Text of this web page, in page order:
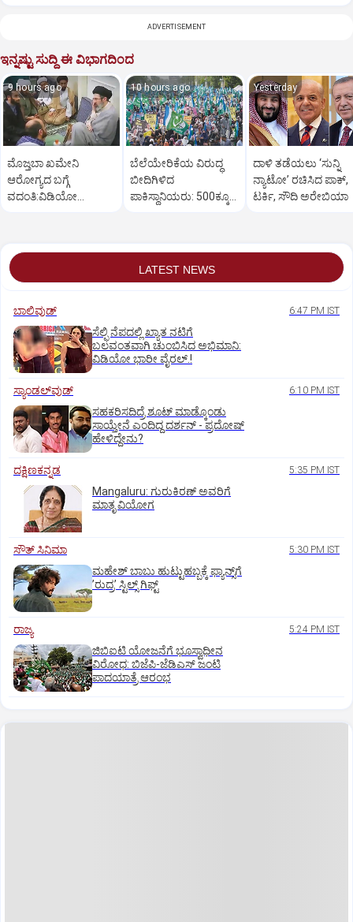
ADVERTISEMENT
ಇನ್ನಷ್ಟು ಸುದ್ದಿ ಈ ವಿಭಾಗದಿಂದ
9 hours ago
ಮೊಜ್ತಬಾ ಖಮೇನಿ
ಆರೋಗ್ಯದ ಬಗ್ಗೆ
ವದಂತಿ:ವಿಡಿಯೋ
10 hours ago
ಬೆಲೆಯೇರಿಕೆಯ ವಿರುದ್ಧ
ಬೀದಿಗಿಳಿದ
ಪಾಕಿಸ್ಥಾನಿಯರು: ‌500ಕ್ಕೂ
Yesterday
ದಾಳಿ ತಡೆಯಲು ‘ಸುನ್ನಿ
ನ್ಯಾಟೋ’ ರಚಿಸಿದ ಪಾಕ್‌,
ಟರ್ಕಿ, ಸೌದಿ ಅರೇಬಿಯಾ
LATEST NEWS
ಬಾಲಿವುಡ್‌ 6:47 PM IST
ಸೆಲ್ಫಿ ನೆಪದಲ್ಲಿ ಖ್ಯಾತ ನಟಿಗೆ
ಬಲವಂತವಾಗಿ ಚುಂಬಿಸಿದ ಅಭಿಮಾನಿ:
ವಿಡಿಯೋ ಭಾರೀ ವೈರಲ್.!
ಸ್ಯಾಂಡಲ್‌ವುಡ್‌ 6:10 PM IST
ಸಹಕರಿಸದಿದ್ರೆ ಶೂಟ್‌ ಮಾಡ್ಕೊಂಡು
ಸಾಯ್ತೇನೆ ಎಂದಿದ್ದ ದರ್ಶನ್‌ - ಪ್ರದೋಷ್‌
ಹೇಳಿದ್ದೇನು?
ದಕ್ಷಿಣಕನ್ನಡ 5:35 PM IST
Mangaluru: ಗುರುಕಿರಣ್ ಅವರಿಗೆ
ಮಾತೃ ವಿಯೋಗ
ಸೌತ್‌ ಸಿನಿಮಾ 5:30 PM IST
ಮಹೇಶ್‌ ಬಾಬು ಹುಟ್ಟುಹಬ್ಬಕ್ಕೆ ಫ್ಯಾನ್ಸ್‌ಗೆ
ʼರುದ್ರʼ ಸ್ಟಿಲ್ಸ್‌ ಗಿಫ್ಟ್
ರಾಜ್ಯ 5:24 PM IST
ಜಿಬಿಐಟಿ ಯೋಜನೆಗೆ ಭೂಸ್ವಾಧೀನ
ವಿರೋಧ: ಬಿಜೆಪಿ-ಜೆಡಿಎಸ್‌ ಜಂಟಿ
ಪಾದಯಾತ್ರೆ ಆರಂಭ